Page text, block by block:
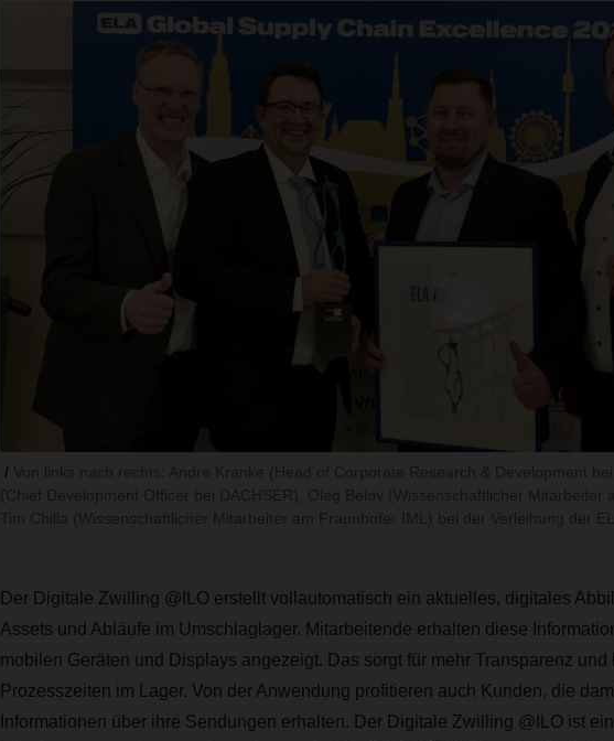
Der Digitale Zwilling @ILO erstellt vollautomatisch ein aktuelles, digitales
Assets und Abläufe im Umschlaglager. Mitarbeitende erhalten diese
mobilen Geräten und Displays angezeigt. Das sorgt für mehr Transparenz
Prozesszeiten im Lager. Von der Anwendung profitieren auch Kunden, die
Informationen über ihre Sendungen erhalten. Der Digitale Zwilling @ILO ist